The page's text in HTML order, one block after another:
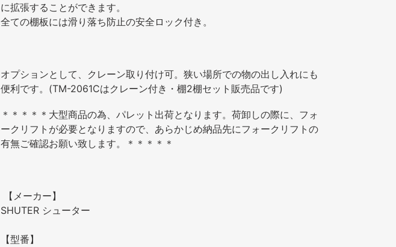
に拡張することができます。
全ての棚板には滑り落ち防止の安全ロック付き。
オプションとして、クレーン取り付け可。狭い場所での物の出し入れにも
便利です。(TM-2061Cはクレーン付き・棚2棚セット販売品です)
＊＊＊＊＊大型商品の為、パレット出荷となります。荷卸しの際に、フォ
ークリフトが必要となりますので、あらかじめ納品先にフォークリフトの
有無ご確認お願い致します。＊＊＊＊＊
【メーカー】
SHUTER シューター
【型番】